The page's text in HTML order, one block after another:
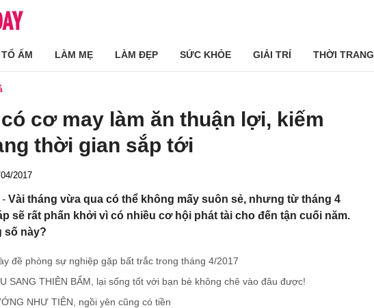
TỔ ẤM LÀM MẸ LÀM ĐẸP SỨC KHỎE GIẢI TRÍ THỜI TRANG
cơ may làm ăn thuận lợi, kiếm
thời gian sắp tới
2017
- Vài tháng vừa qua có thể không mấy suôn sẻ, nhưng từ tháng 4
sẽ rất phấn khởi vì có nhiều cơ hội phát tài cho đến tận cuối năm.
số này?
đề phòng sự nghiệp gặp bất trắc trong tháng 4/2017
SANG THIÊN BẨM, lại sống tốt với bạn bè không chê vào đâu được!
NHƯ TIÊN, ngồi yên cũng có tiền